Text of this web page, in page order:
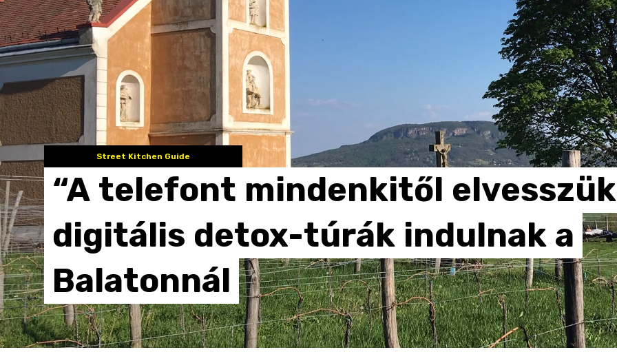
Street Kitchen Guide
“A telefont mindenkitől
digitális detox-túrák indulnak a
Balatonnál